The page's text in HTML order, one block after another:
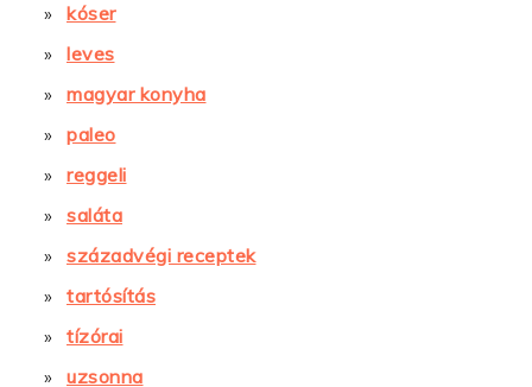
kóser
leves
magyar konyha
paleo
reggeli
saláta
századvégi receptek
tartósítás
tízórai
uzsonna